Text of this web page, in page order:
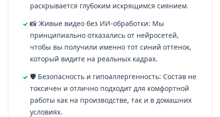
раскрывается глубоким искрящимся сиянием.
📸 Живые видео без ИИ-обработки: Мы
принципиально отказались от нейросетей,
чтобы вы получили именно тот синий оттенок,
который видите на реальных кадрах.
🛡️ Безопасность и гипоаллергенность: Состав не
токсичен и отлично подходит для комфортной
работы как на производстве, так и в домашних
условиях.